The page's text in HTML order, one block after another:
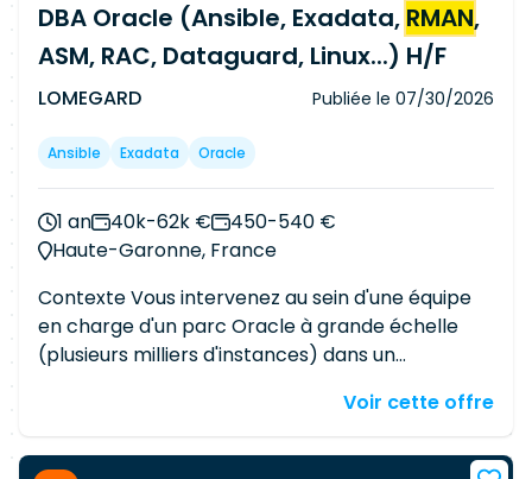
DBA Oracle (Ansible, Exadata, RMAN,
ASM, RAC, Dataguard, Linux...) H/F
LOMEGARD Publiée le 07/30/2026
Ansible Exadata Oracle
1 an 40k-62k €
450-540 €
Haute-Garonne, France
Contexte Vous intervenez au sein d'une équipe
en charge d'un parc Oracle à grande échelle
(plusieurs milliers d'instances) dans un
et automatisé. Le poste est orienté
avec une forte attente sur la maintenance et
Voir cette offre